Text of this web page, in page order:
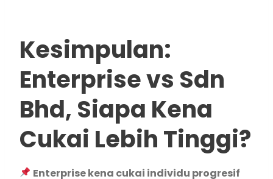
Kesimpulan:
Enterprise vs Sdn
Bhd, Siapa Kena
Cukai Lebih Tinggi?
Enterprise kena cukai individu progresif